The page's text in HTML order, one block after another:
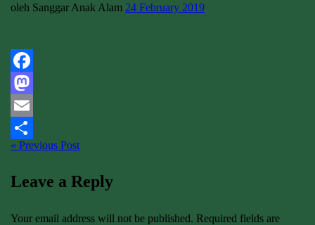
oleh Sanggar Anak Alam 24 February 2019
Facebook
Mastodon
Email
Share
« Previous Post
Leave a Reply
Your email address will not be published. Required fields are